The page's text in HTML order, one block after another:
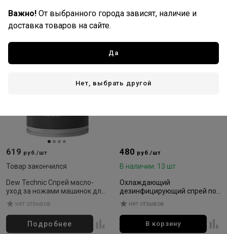
619 руб./шт
Товар закончился
Dew Technic Спрей масло-
уход за ножами машинок для
стрижки 520мл
нет отзывов
Подробнее
480 руб./шт
В наличии: 13 шт
Охлаждающий
дезинфицирующий спрей по
уходу за ножевыми блоками
650мл
нет отзывов
В корзину
Важно! От выбранного города зависят, наличие и
доставка товаров на сайте.
Да
Нет, выбрать другой